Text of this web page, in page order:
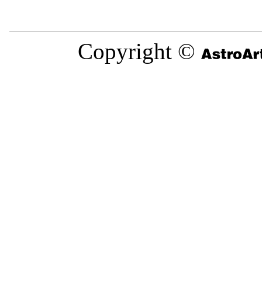
Copyright ©